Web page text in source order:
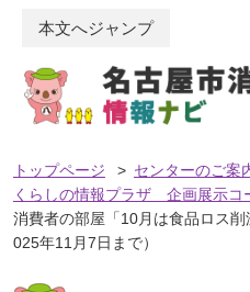
本文へジャンプ
トップページ > センターのご案
くらしの情報プラザ 企画展示コ
消費者の部屋「10月は食品ロス
025年11月7日まで）